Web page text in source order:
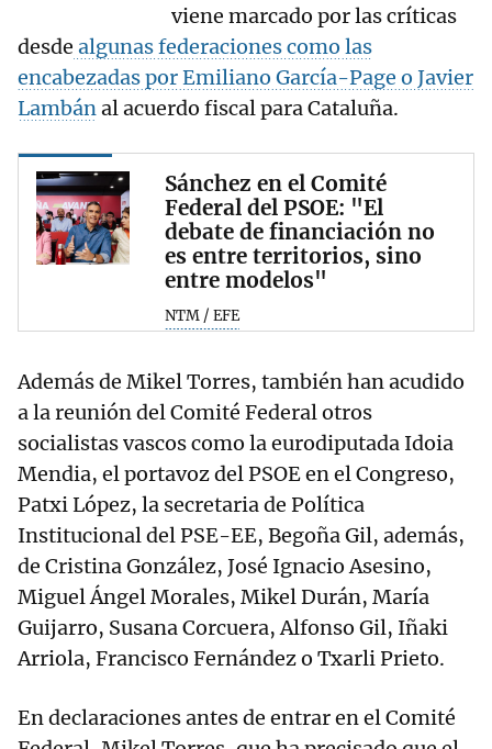
viene marcado por las críticas
desde algunas federaciones como las
encabezadas por Emiliano García-Page o Javier
Lambánal acuerdo fiscal para Cataluña.
Sánchez en el Comité
Federal del PSOE: "El
debate de financiación no
es entre territorios, sino
entre modelos"
NTM / EFE
Además de Mikel Torres, también han acudido
a la reunión del Comité Federal otros
socialistas vascos como la eurodiputada Idoia
Mendia, el portavoz del PSOE en el Congreso,
Patxi López, la secretaria de Política
Institucional del PSE-EE, Begoña Gil, además,
de Cristina González, José Ignacio Asesino,
Miguel Ángel Morales, Mikel Durán, María
Guijarro, Susana Corcuera, Alfonso Gil, Iñaki
Arriola, Francisco Fernández o Txarli Prieto.
En declaraciones antes de entrar en el Comité